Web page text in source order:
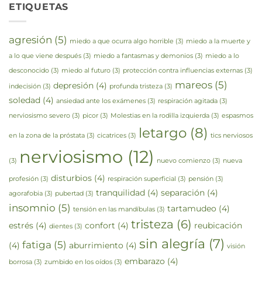
ETIQUETAS
agresión (5) miedo a que ocurra algo horrible (3) miedo a la muerte y
a lo que viene después (3) miedo a fantasmas y demonios (3) miedo a lo
desconocido (3) miedo al futuro (3) protección contra influencias externas (3)
indecisión (3) depresión (4) profunda tristeza (3) mareos (5)
soledad (4) ansiedad ante los exámenes (3) respiración agitada (3)
nerviosismo severo (3) picor (3) Molestias en la rodilla izquierda (3) espasmos
en la zona de la próstata (3) cicatrices (3) letargo (8) tics nerviosos
(3) nerviosismo (12) nuevo comienzo (3) nueva
profesión (3) disturbios (4) respiración superficial (3) pensión (3)
agorafobia (3) pubertad (3) tranquilidad (4) separación (4)
insomnio (5) tensión en las mandíbulas (3) tartamudeo (4)
estrés (4) dientes (3) confort (4) tristeza (6) reubicación
(4) fatiga (5) aburrimiento (4) sin alegría (7) visión
borrosa (3) zumbido en los oídos (3) embarazo (4)